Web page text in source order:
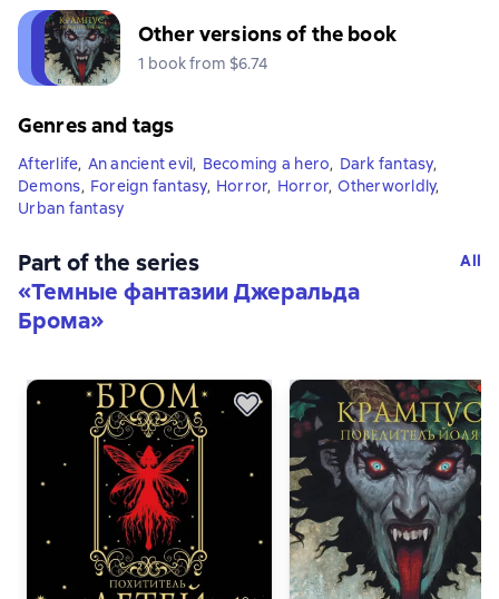
Other versions of the book
1 book from $6.74
Genres and tags
Afterlife, An ancient evil, Becoming a hero, Dark fantasy,
Demons, Foreign fantasy, Horror, Horror, Otherworldly,
Urban fantasy
Part of the series
«Темные фантазии Джеральда
Брома»
All